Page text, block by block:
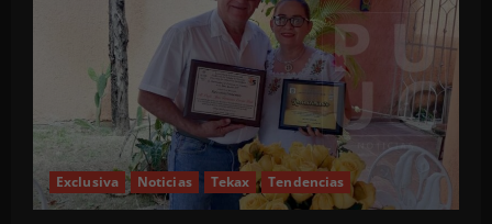
Exclusiva Noticias Tekax Tendencias